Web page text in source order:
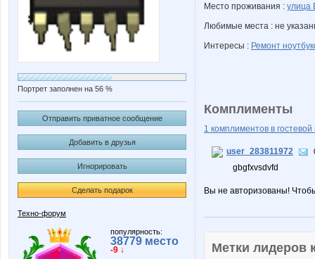
Портрет заполнен на 56 %
Отправить приватное сообщение
Добавить в друзья
Игнорировать
Сделать подарок
Техно-форум
популярность:
38779 место
-9 ↓
Место проживания : улица
Любимые места : не
Интересы : Ремонт
Комплименты
1 комплиментов в гостевой
user_283811972
gbgfxvsdvfd
Вы не авторизованы!
Метки